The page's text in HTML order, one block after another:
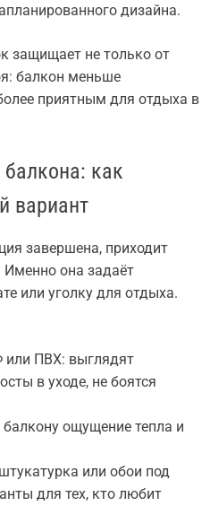
дизайна.
защищает не только от
балкон меньше
приятным для отдыха в
балкона: как
вариант
завершена, приходит
она задаёт
или уголку для отдыха.
ПВХ: выглядят
в уходе, не боятся
ощущение тепла и
или обои под
для тех, кто любит